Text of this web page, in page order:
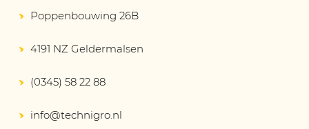
Poppenbouwing 26B
4191 NZ Geldermalsen
(0345) 58 22 88
info@technigro.nl